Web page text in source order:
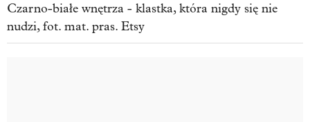
Czarno-białe wnętrza - klastka, która nigdy się nie
nudzi, fot. mat. pras. Etsy